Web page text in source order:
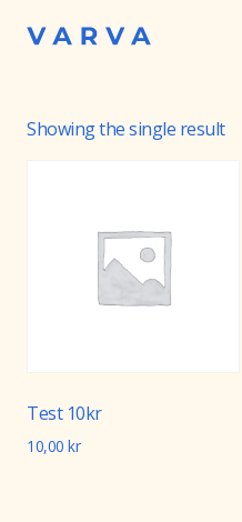
Showing the single result
Test 10kr
10,00kr